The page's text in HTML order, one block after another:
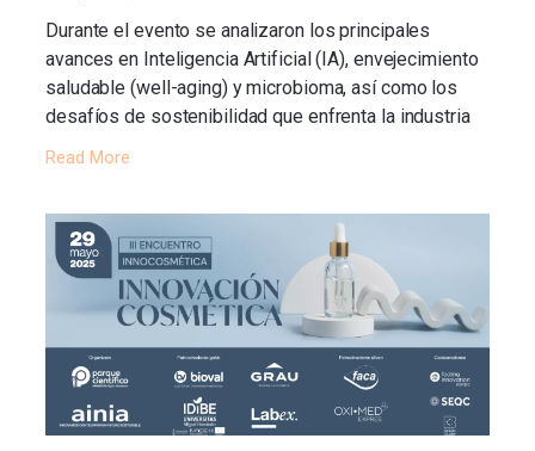
Durante el evento se analizaron los principales
avances en Inteligencia Artificial (IA), envejecimiento
saludable (well-aging) y microbioma, así como los
desafíos de sostenibilidad que enfrenta la industria
Read More